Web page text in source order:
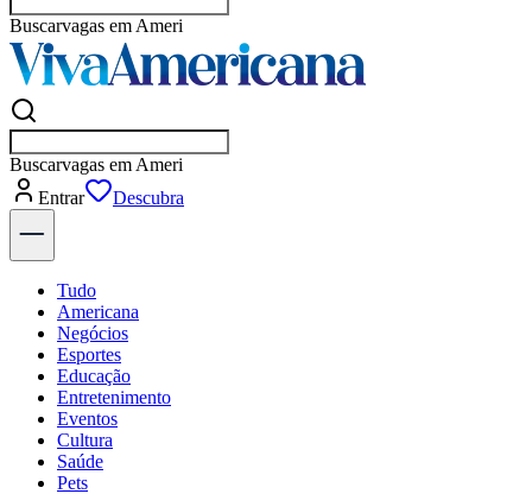
Buscare
Buscare
Entrar
Descubra
Tudo
Americana
Negócios
Esportes
Educação
Entretenimento
Eventos
Cultura
Saúde
Pets